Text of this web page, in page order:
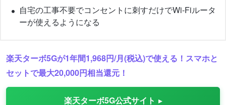
自宅の工事不要でコンセントに刺すだけでWi-Fiルータ
ーが使えるようになる
楽天ターボ5Gが1年間1,968円/月(税込)で使える！スマホと
セットで最大20,000円相当還元！
楽天ターボ5G公式サイト